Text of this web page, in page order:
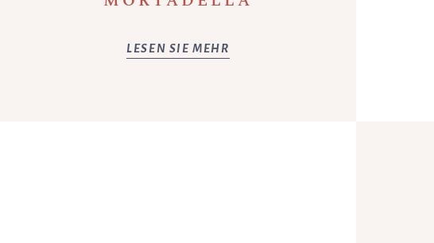
LESEN SIE MEHR